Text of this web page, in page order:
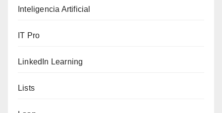
Inteligencia Artificial
IT Pro
LinkedIn Learning
Lists